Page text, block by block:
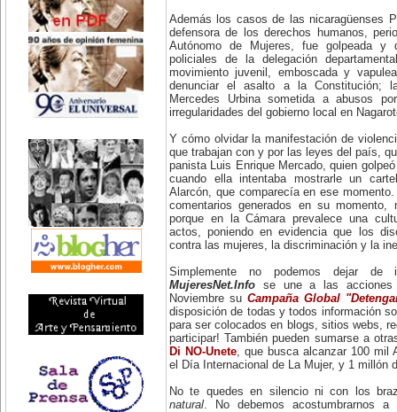
Además los casos de las nicaragüenses
defensora de los derechos humanos,
Autónomo de Mujeres, fue golpeada y
policiales de la delegación
movimiento juvenil, emboscada y
denunciar el asalto a la Constitución;
Mercedes Urbina sometida a abusos
irregularidades del gobierno local en
Y cómo olvidar la manifestación de
que trabajan con y por las leyes del país,
panista Luis Enrique Mercado, quien
cuando ella intentaba mostrarle un
Alarcón, que comparecía en ese
comentarios generados en su
porque en la Cámara prevalece una
actos, poniendo en evidencia que los
contra las mujeres, la discriminación y la
Simplemente no podemos dejar
MujeresNet.Info se une a las
Noviembre su Campaña Global
disposición de todas y todos información
para ser colocados en blogs, sitios webs,
participar! También pueden sumarse a
Di NO-Unete , que busca alcanzar 100
el Día Internacional de La Mujer, y 1 millón
No te quedes en silencio ni con los
natural . No debemos acostumbrarnos